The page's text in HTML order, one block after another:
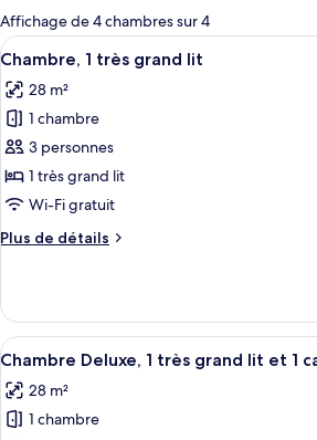
pour
les
chambres
Affichage de 4 chambres sur 4
Afficher
toutes
les
photos
pour
ce
type
chambre :
très
grand
lit
Une
4
Chambre, 1 très grand lit
28 m²
1 chambre
3 personnes
1 très grand lit
Wi-Fi gratuit
Plus de détails
Plus
le
type
de
Chambre,
Afficher
toutes
les
photos
Une
7
Chambre Deluxe, 1 très grand lit et 1
28 m²
1 chambre